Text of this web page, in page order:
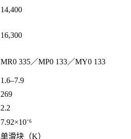
14,400
16,300
MR0 335／MP0 133／MY0 133
1.6–7.9
269
2.2
7.92×10⁻⁶
单滑块（K）